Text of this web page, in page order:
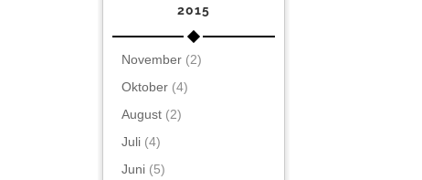
2015
November (2)
Oktober (4)
August (2)
Juli (4)
Juni (5)